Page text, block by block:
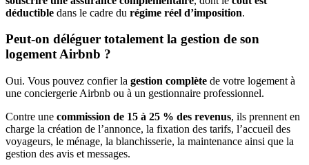
déductible dans le cadre du régime réel d’imposition.
Peut-on déléguer totalement la gestion de son
logement Airbnb ?
Oui. Vous pouvez confier la gestion complète de votre logement à
une conciergerie Airbnb ou à un gestionnaire professionnel.
Contre une commission de 15 à 25 % des revenus, ils prennent en
charge la création de l’annonce, la fixation des tarifs, l’accueil des
voyageurs, le ménage, la blanchisserie, la maintenance ainsi que la
gestion des avis et messages.